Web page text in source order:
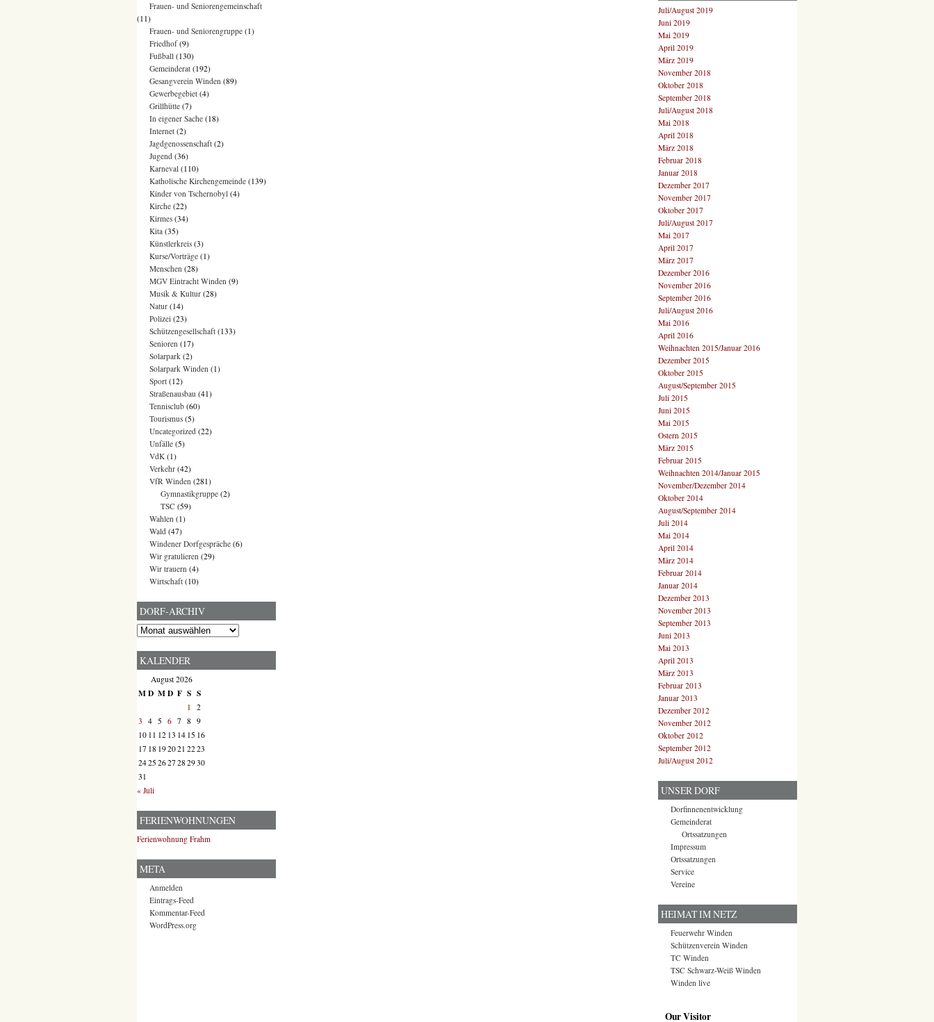
Frauen- und Seniorengemeinschaft
(11)
Frauen- und Seniorengruppe (1)
Friedhof(9)
Fußball (130)
Gemeinderat (192)
Gesangverein Winden (89)
Gewerbegebiet (4)
Grillhütte (7)
In eigener Sache (18)
Internet (2)
Jagdgenossenschaft (2)
Jugend (36)
Karneval (110)
Katholische Kirchengemeinde (139)
Kinder von Tschernobyl (4)
Kirche (22)
Kirmes (34)
Kita (35)
Künstlerkreis (3)
Kurse/Vorträge (1)
Menschen (28)
MGV Eintracht Winden (9)
Musik & Kultur (28)
Natur (14)
Polizei (23)
Schützengesellschaft (133)
Senioren (17)
Solarpark (2)
Solarpark Winden (1)
Sport (12)
Straßenausbau (41)
Tennisclub (60)
Tourismus (5)
Uncategorized (22)
Unfälle (5)
VdK (1)
Verkehr (42)
VfR Winden (281)
Gymnastikgruppe (2)
TSC (59)
Wahlen (1)
Wald (47)
Windener Dorfgespräche (6)
Wir gratulieren (29)
Wir trauern (4)
Wirtschaft (10)
DORF-ARCHIV
Dorf-
KALENDER
August 2026
MD MD F S S
1 2
3 4 5 6 7 8 9
10 11 12 13 14 15 16
17 18 192021 2223
2425 2627 28 2930
31
« Juli
FERIENWOHNUNGEN
Ferienwohnung Frahm
META
Anmelden
Eintrags-Feed
Kommentar-Feed
WordPress.org
Juli/August 2019
Juni 2019
Mai 2019
April 2019
März 2019
November 2018
Oktober 2018
September 2018
Juli/August 2018
Mai 2018
April 2018
März 2018
Februar 2018
Januar 2018
Dezember 2017
November 2017
Oktober 2017
Juli/August 2017
Mai 2017
April 2017
März 2017
Dezember 2016
November 2016
September 2016
Juli/August 2016
Mai 2016
April 2016
Weihnachten 2015/Januar 2016
Dezember 2015
Oktober 2015
August/September 2015
Juli 2015
Juni 2015
Mai 2015
Ostern 2015
März 2015
Februar 2015
Weihnachten 2014/Januar 2015
November/Dezember 2014
Oktober 2014
August/September 2014
Juli 2014
Mai 2014
April 2014
März 2014
Februar 2014
Januar 2014
Dezember 2013
November 2013
September 2013
Juni 2013
Mai 2013
April 2013
März 2013
Februar 2013
Januar 2013
Dezember 2012
November 2012
Oktober 2012
September 2012
Juli/August 2012
UNSER DORF
Dorfinnenentwicklung
Gemeinderat
Ortssatzungen
Impressum
Ortssatzungen
Service
Vereine
HEIMAT IM NETZ
Feuerwehr Winden
Schützenverein Winden
TC Winden
TSC Schwarz-Weiß Winden
Winden live
Our Visitor